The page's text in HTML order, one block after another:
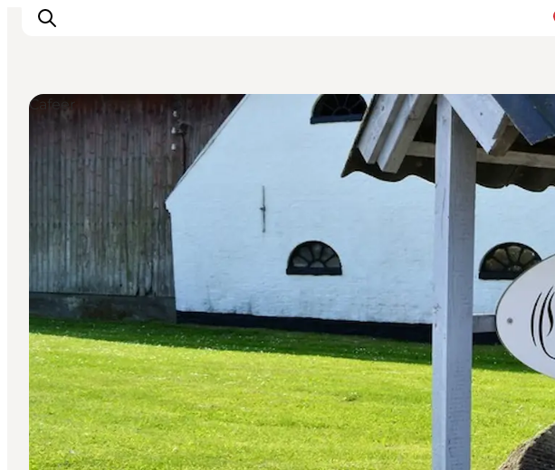
Oplevelser
Byer & Steder
Det sker
Overnatning
Planlæg din ferie
Booking
Cafeer